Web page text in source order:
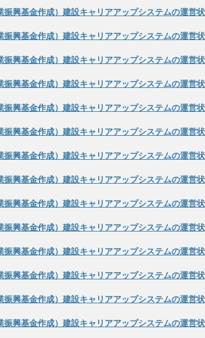
振興基金作成）建設キャリアアップシステムの運営
振興基金作成）建設キャリアアップシステムの運営
振興基金作成）建設キャリアアップシステムの運営
振興基金作成）建設キャリアアップシステムの運営
振興基金作成）建設キャリアアップシステムの運営
振興基金作成）建設キャリアアップシステムの運営
振興基金作成）建設キャリアアップシステムの運営
振興基金作成）建設キャリアアップシステムの運営
振興基金作成）建設キャリアアップシステムの運営
振興基金作成）建設キャリアアップシステムの運営
振興基金作成）建設キャリアアップシステムの運営
振興基金作成）建設キャリアアップシステムの運営
振興基金作成）建設キャリアアップシステムの運営
振興基金作成）建設キャリアアップシステムの運営